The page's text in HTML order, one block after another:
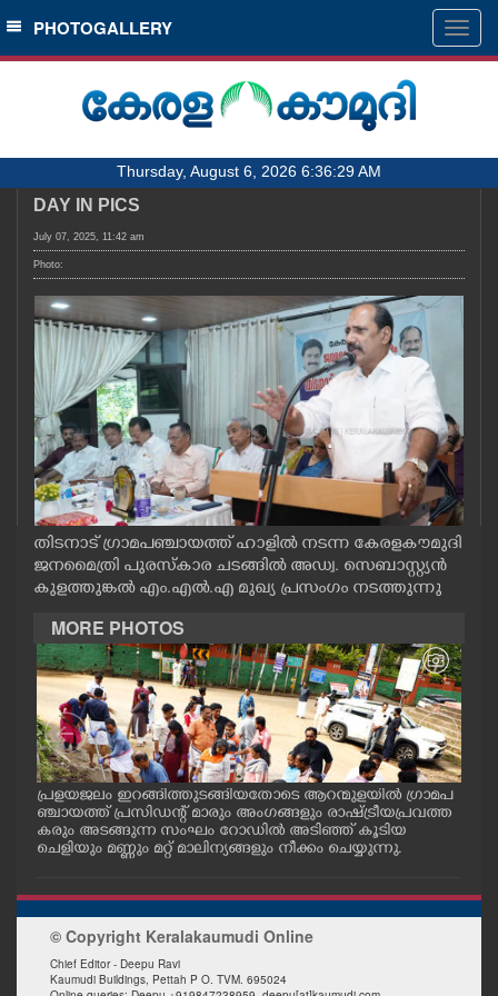
SECTIONS
HOME
NOTIFIED NEWS
KERALA
LOCAL
OBITUARY
NEWS 360
CASE DIARY
CINEMA
OPINION
PHOTOS
LIFESTYLE
SPIRITUAL
INFO+
ART
PHOTOGALLERY
Thursday, August 6, 2026 6:36:29 AM
DAY IN PICS
July 07, 2025, 11:42 am
Photo:
തിടനാട് ഗ്രാമപഞ്ചായത്ത് ഹാളിൽ നടന്ന കേരളകൗമുദി
ജനമൈത്രി പുരസ്കാര ചടങ്ങിൽ അഡ്വ. സെബാസ്റ്റ്യൻ
കുളത്തുങ്കൽ എം.എൽ.എ മുഖ്യ പ്രസംഗം നടത്തുന്നു
MORE PHOTOS
പ്രളയജലം ഇറങ്ങിത്തുടങ്ങിയതോടെ ആറന്മുളയിൽ ഗ്രാമപ
ഞ്ചായത്ത് പ്രസിഡന്റ് മാരും അംഗങ്ങളും രാഷ്ട്രീയപ്രവത്ത
കരും അടങ്ങുന്ന സംഘം റോഡിൽ അടിഞ്ഞ് കൂടിയ
ചെളിയും മണ്ണും മറ്റ് മാലിന്യങ്ങളും നീക്കം ചെയ്യുന്നു.
© Copyright Keralakaumudi Online
Chief Editor - Deepu Ravi
Kaumudi Buildings, Pettah P O. TVM. 695024